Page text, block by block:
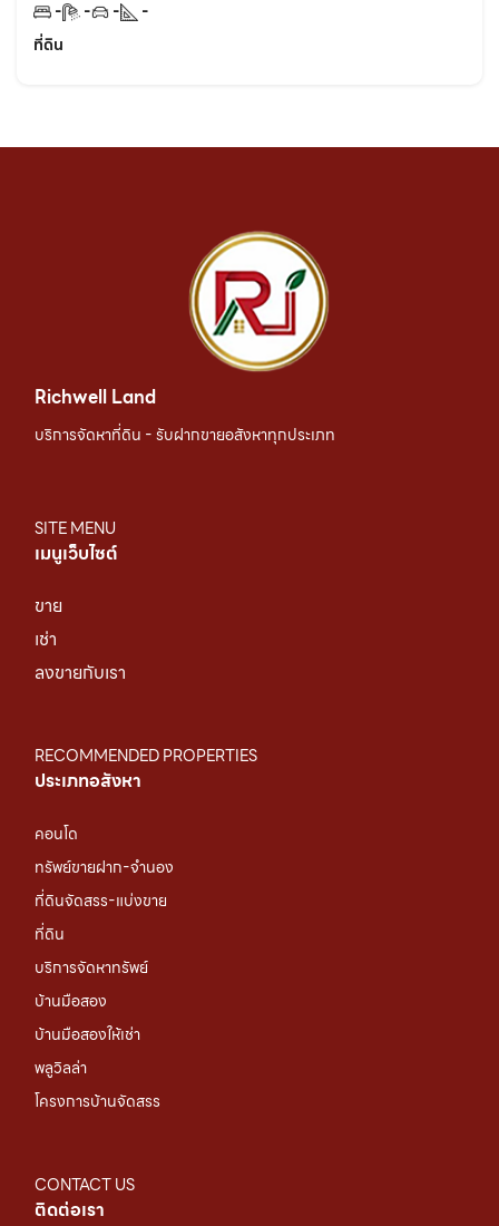
- - -
-
ที่ดิน
Richwell Land
บริการจัดหาที่ดิน - รับฝากขายอสังหาทุกประเภท
SITE MENU
เมนูเว็บไซต์
ขาย
เช่า
ลงขายกับเรา
RECOMMENDED PROPERTIES
ประเภทอสังหา
คอนโด
ทรัพย์ขายฝาก-จำนอง
ที่ดินจัดสรร-แบ่งขาย
ที่ดิน
บริการจัดหาทรัพย์
บ้านมือสอง
บ้านมือสองให้เช่า
พลูวิลล่า
โครงการบ้านจัดสรร
CONTACT US
ติดต่อเรา